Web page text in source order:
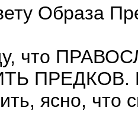
Образа
что
ПРЕДКОВ.
ясно, что